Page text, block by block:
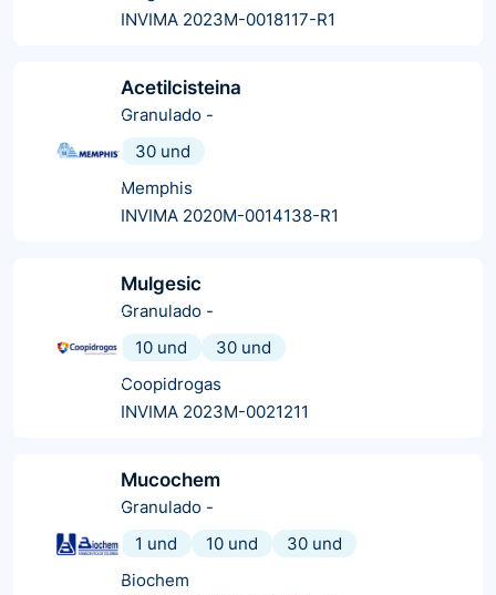
INVIMA 2023M-0018117-R1
Acetilcisteina
Granulado -
30 und
Memphis
INVIMA 2020M-0014138-R1
Mulgesic
Granulado -
10 und
30 und
Coopidrogas
INVIMA 2023M-0021211
Mucochem
Granulado -
1 und
10 und
30 und
Biochem